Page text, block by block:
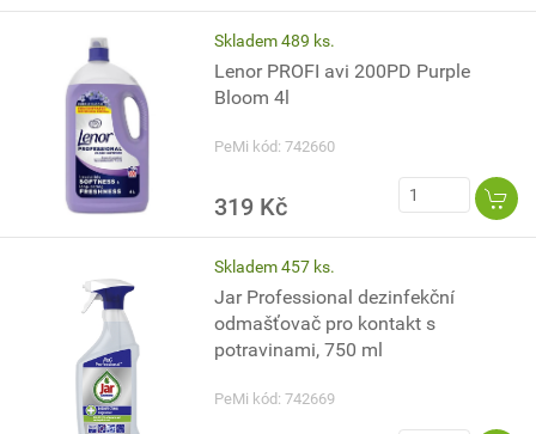
Skladem 489 ks.
Lenor PROFI avi 200PD Purple
Bloom 4l
PeMi kód: 742660
319 Kč
Skladem 457 ks.
Jar Professional dezinfekční
odmašťovač pro kontakt s
potravinami, 750 ml
PeMi kód: 742669